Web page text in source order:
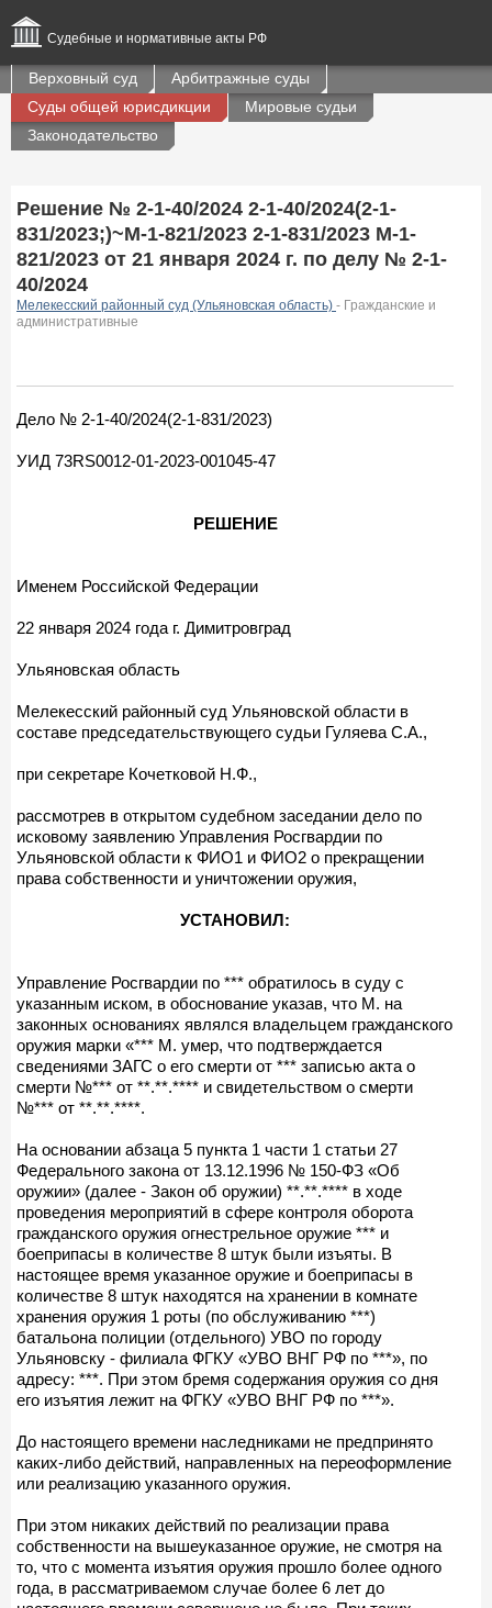
Судебные и нормативные акты РФ
Верховный суд
Арбитражные суды
Суды общей юрисдикции
Мировые судьи
Законодательство
Решение № 2-1-40/2024 2-1-40/2024(2-1-
831/2023;)~М-1-821/2023 2-1-831/2023 М-1-
821/2023 от 21 января 2024 г. по делу № 2-1-
40/2024
Мелекесский районный суд (Ульяновская область) - Гражданские и
административные
Дело № 2-1-40/2024(2-1-831/2023)
УИД 73RS0012-01-2023-001045-47
РЕШЕНИЕ
Именем Российской Федерации
22 января 2024 года г. Димитровград
Ульяновская область
Мелекесский районный суд Ульяновской области в
составе председательствующего судьи Гуляева С.А.,
при секретаре Кочетковой Н.Ф.,
рассмотрев в открытом судебном заседании дело по
исковому заявлению Управления Росгвардии по
Ульяновской области к ФИО1 и ФИО2 о прекращении
права собственности и уничтожении оружия,
УСТАНОВИЛ:
Управление Росгвардии по *** обратилось в суду с
указанным иском, в обоснование указав, что М. на
законных основаниях являлся владельцем гражданского
оружия марки «*** М. умер, что подтверждается
сведениями ЗАГС о его смерти от *** записью акта о
смерти №*** от **.**.**** и свидетельством о смерти
№*** от **.**.****.
На основании абзаца 5 пункта 1 части 1 статьи 27
Федерального закона от 13.12.1996 № 150-ФЗ «Об
оружии» (далее - Закон об оружии) **.**.**** в ходе
проведения мероприятий в сфере контроля оборота
гражданского оружия огнестрельное оружие *** и
боеприпасы в количестве 8 штук были изъяты. В
настоящее время указанное оружие и боеприпасы в
количестве 8 штук находятся на хранении в комнате
хранения оружия 1 роты (по обслуживанию ***)
батальона полиции (отдельного) УВО по городу
Ульяновску - филиала ФГКУ «УВО ВНГ РФ по ***», по
адресу: ***. При этом бремя содержания оружия со дня
его изъятия лежит на ФГКУ «УВО ВНГ РФ по ***».
До настоящего времени наследниками не предпринято
каких-либо действий, направленных на переоформление
или реализацию указанного оружия.
При этом никаких действий по реализации права
собственности на вышеуказанное оружие, не смотря на
то, что с момента изъятия оружия прошло более одного
года, в рассматриваемом случае более 6 лет до